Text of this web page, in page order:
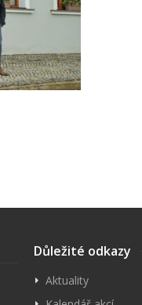
Důležité odkazy
Aktuality